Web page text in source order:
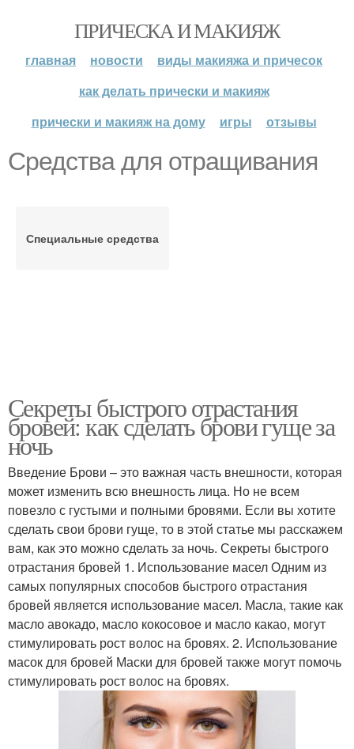
ПРИЧЕСКА И МАКИЯЖ
главная новости
виды макияжа и причесок
как делать прически и макияж
прически и макияж на дому
игры отзывы
Средства для отращивания
Специальные средства
Секреты быстрого отрастания
бровей: как сделать брови гуще за
ночь
Введение Брови – это важная часть внешности, которая
может изменить всю внешность лица. Но не всем
повезло с густыми и полными бровями. Если вы хотите
сделать свои брови гуще, то в этой статье мы расскажем
вам, как это можно сделать за ночь. Секреты быстрого
отрастания бровей 1. Использование масел Одним из
самых популярных способов быстрого отрастания
бровей является использование масел. Масла, такие как
масло авокадо, масло кокосовое и масло какао, могут
стимулировать рост волос на бровях. 2. Использование
масок для бровей Маски для бровей также могут помочь
стимулировать рост волос на бровях.